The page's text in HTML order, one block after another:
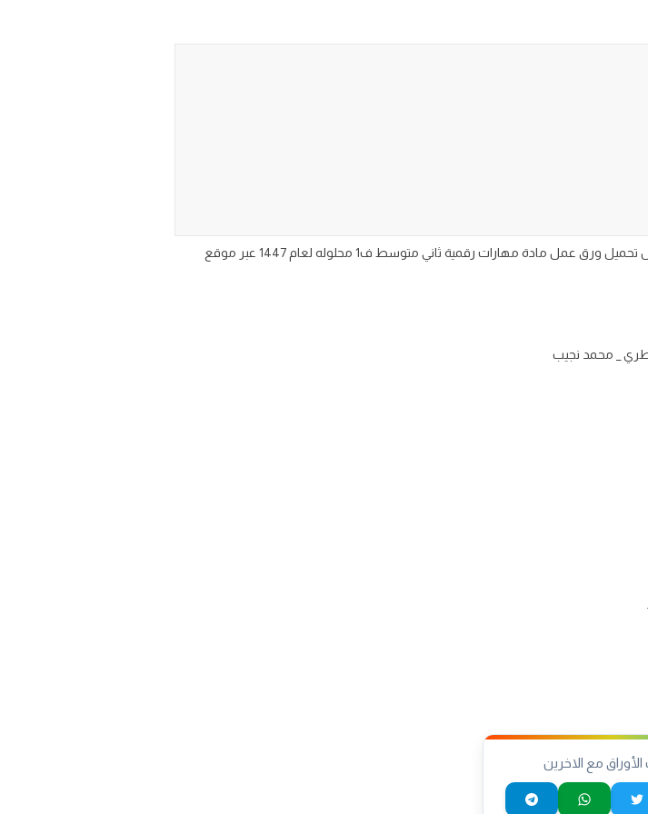
اوراق عمل منهج المهارات الرقمية للصف الثاني متوسط الفصل الدراسي الاول تحميل ورق عمل مادة مهارات رقمية ثاني متوسط ف1 محلوله لعام 1447 عبر موقع
_ محمد نجيب
مع الاخرين